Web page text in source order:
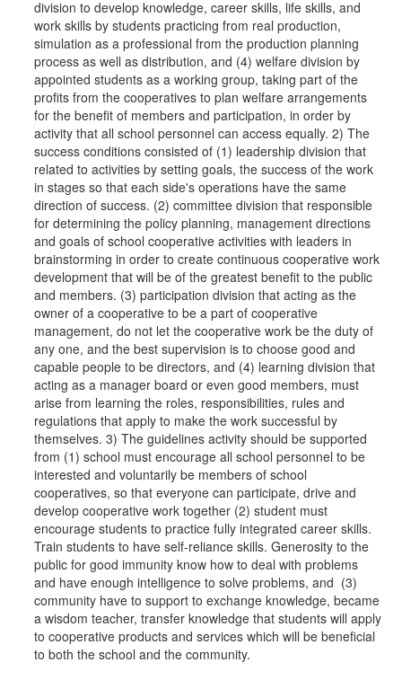
division to develop knowledge, career skills, life skills, and
work skills by students practicing from real production,
simulation as a professional from the production planning
process as well as distribution, and (4) welfare division by
appointed students as a working group, taking part of the
profits from the cooperatives to plan welfare arrangements
for the benefit of members and participation, in order by
activity that all school personnel can access equally. 2) The
success conditions consisted of (1) leadership division that
related to activities by setting goals, the success of the work
in stages so that each side's operations have the same
direction of success. (2) committee division that responsible
for determining the policy planning, management directions
and goals of school cooperative activities with leaders in
brainstorming in order to create continuous cooperative work
development that will be of the greatest benefit to the public
and members. (3) participation division that acting as the
owner of a cooperative to be a part of cooperative
management, do not let the cooperative work be the duty of
any one, and the best supervision is to choose good and
capable people to be directors, and (4) learning division that
acting as a manager board or even good members, must
arise from learning the roles, responsibilities, rules and
regulations that apply to make the work successful by
themselves. 3) The guidelines activity should be supported
from (1) school must encourage all school personnel to be
interested and voluntarily be members of school
cooperatives, so that everyone can participate, drive and
develop cooperative work together (2) student must
encourage students to practice fully integrated career skills.
Train students to have self-reliance skills. Generosity to the
public for good immunity know how to deal with problems
and have enough intelligence to solve problems, and (3)
community have to support to exchange knowledge, became
a wisdom teacher, transfer knowledge that students will apply
to cooperative products and services which will be beneficial
to both the school and the community.